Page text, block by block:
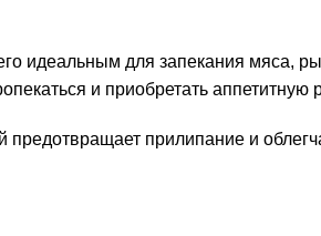
идеальным для запекания мяса,
и приобретать аппетитную
прилипание и